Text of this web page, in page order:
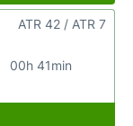
00h 41min
ATR 42 / ATR 7